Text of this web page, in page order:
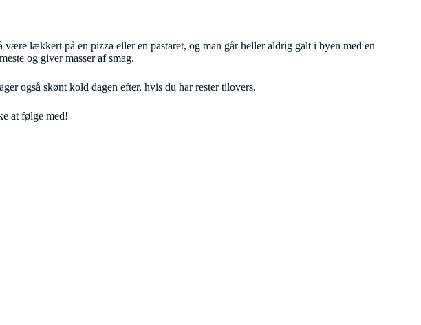
lækkert på en pizza eller en pastaret, og man går heller aldrig galt i byen med en
og giver masser af smag.
også skønt kold dagen efter, hvis du har rester tilovers.
at følge med!